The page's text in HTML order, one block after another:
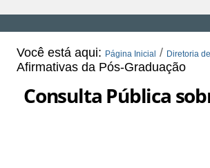
Você está aqui: Página Inicial / Diretoria
Afirmativas da Pós-Graduação
Consulta Pública